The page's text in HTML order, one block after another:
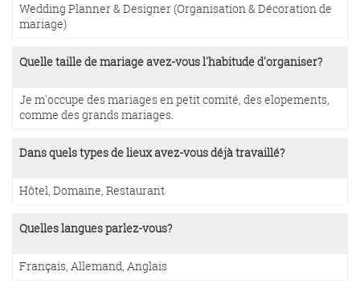
Wedding Planner & Designer (Organisation & Décoration de
mariage)
Quelle taille de mariage avez-vous l'habitude d'organiser?
Je m'occupe des mariages en petit comité, des elopements,
comme des grands mariages.
Dans quels types de lieux avez-vous déjà travaillé?
Hôtel, Domaine, Restaurant
Quelles langues parlez-vous?
Français, Allemand, Anglais